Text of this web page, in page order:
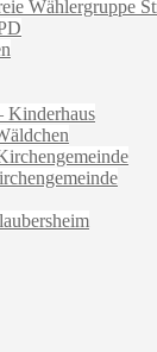
Wählergruppe
Kinderhaus